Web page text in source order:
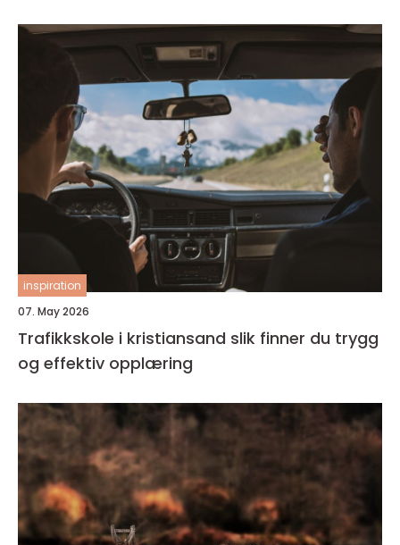
inspiration
07. May 2026
Trafikkskole i kristiansand slik finner du trygg
og effektiv opplæring